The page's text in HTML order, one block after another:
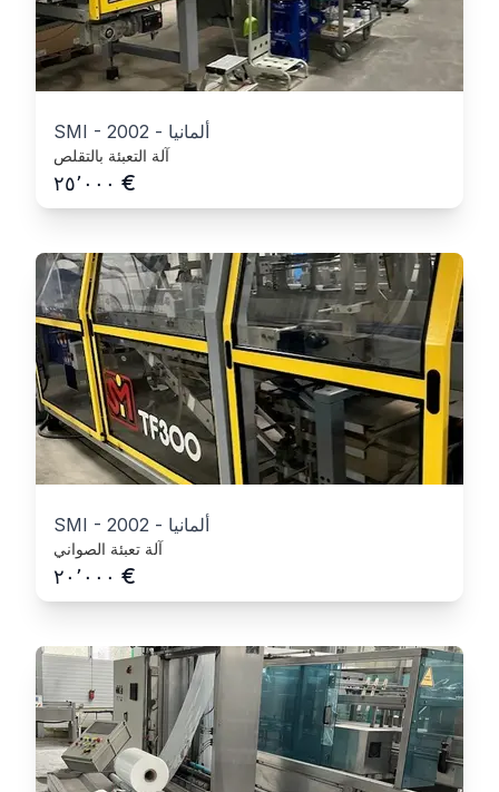
SMI - 2002 - ألمانيا
آلة التعبئة بالتقلص
٢٥٬٠٠٠ €
SMI - 2002 - ألمانيا
آلة تعبئة الصواني
٢٠٬٠٠٠ €